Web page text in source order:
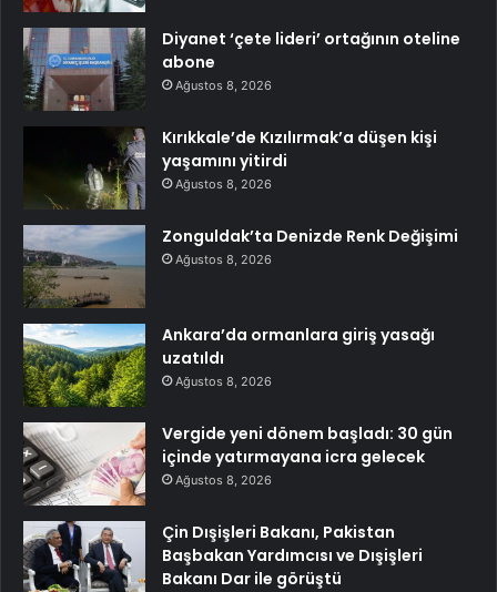
Diyanet ‘çete lideri’ ortağının oteline
abone
Ağustos 8, 2026
Kırıkkale’de Kızılırmak’a düşen kişi
yaşamını yitirdi
Ağustos 8, 2026
Zonguldak’ta Denizde Renk Değişimi
Ağustos 8, 2026
Ankara’da ormanlara giriş yasağı
uzatıldı
Ağustos 8, 2026
Vergide yeni dönem başladı: 30 gün
içinde yatırmayana icra gelecek
Ağustos 8, 2026
Çin Dışişleri Bakanı, Pakistan
Başbakan Yardımcısı ve Dışişleri
Bakanı Dar ile görüştü